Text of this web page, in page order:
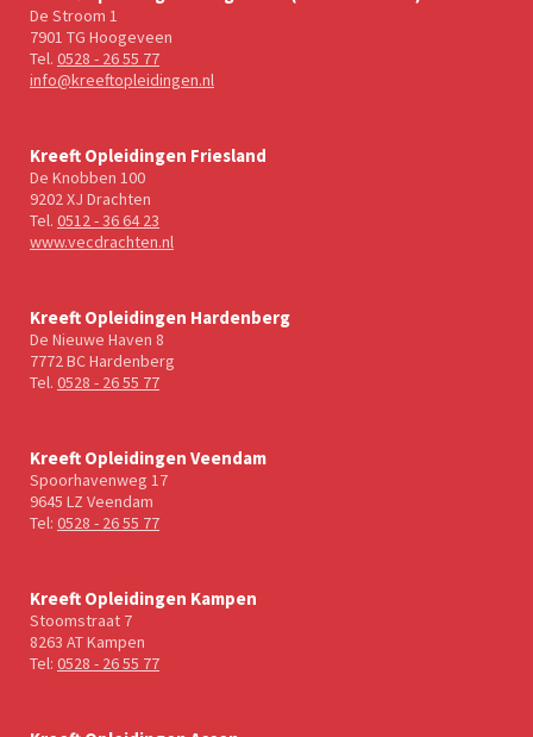
De Stroom 1
7901 TG Hoogeveen
Tel. 0528 - 26 55 77
info@kreeftopleidingen.nl
Kreeft Opleidingen Friesland
De Knobben 100
9202 XJ Drachten
Tel. 0512 - 36 64 23
www.vecdrachten.nl
Kreeft Opleidingen Hardenberg
De Nieuwe Haven 8
7772 BC Hardenberg
Tel. 0528 - 26 55 77
Kreeft Opleidingen Veendam
Spoorhavenweg 17
9645 LZ Veendam
Tel: 0528 - 26 55 77
Kreeft Opleidingen Kampen
Stoomstraat 7
8263 AT Kampen
Tel: 0528 - 26 55 77